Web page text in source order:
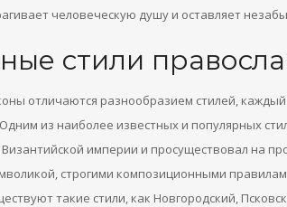
человеческую душу и оставляет
стили
отличаются разнообразием стилей,
из наиболее известных и популярных
империи и просуществовал на
строгими композиционными
такие стили, как Новгородский,